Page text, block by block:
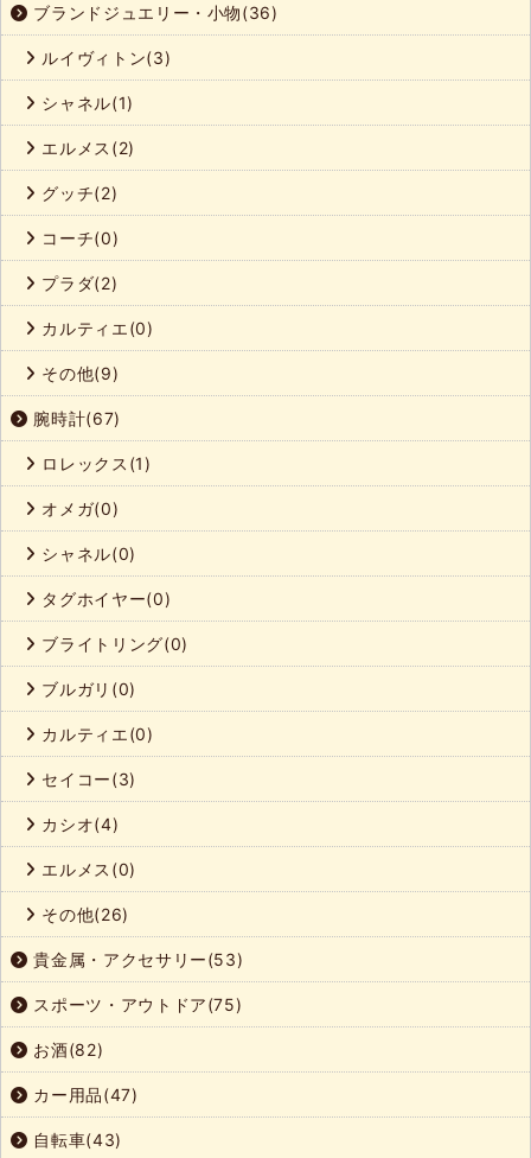
ブランドジュエリー・小物(36)
ルイヴィトン(3)
シャネル(1)
エルメス(2)
グッチ(2)
コーチ(0)
プラダ(2)
カルティエ(0)
その他(9)
腕時計(67)
ロレックス(1)
オメガ(0)
シャネル(0)
タグホイヤー(0)
ブライトリング(0)
ブルガリ(0)
カルティエ(0)
セイコー(3)
カシオ(4)
エルメス(0)
その他(26)
貴金属・アクセサリー(53)
スポーツ・アウトドア(75)
お酒(82)
カー用品(47)
自転車(43)